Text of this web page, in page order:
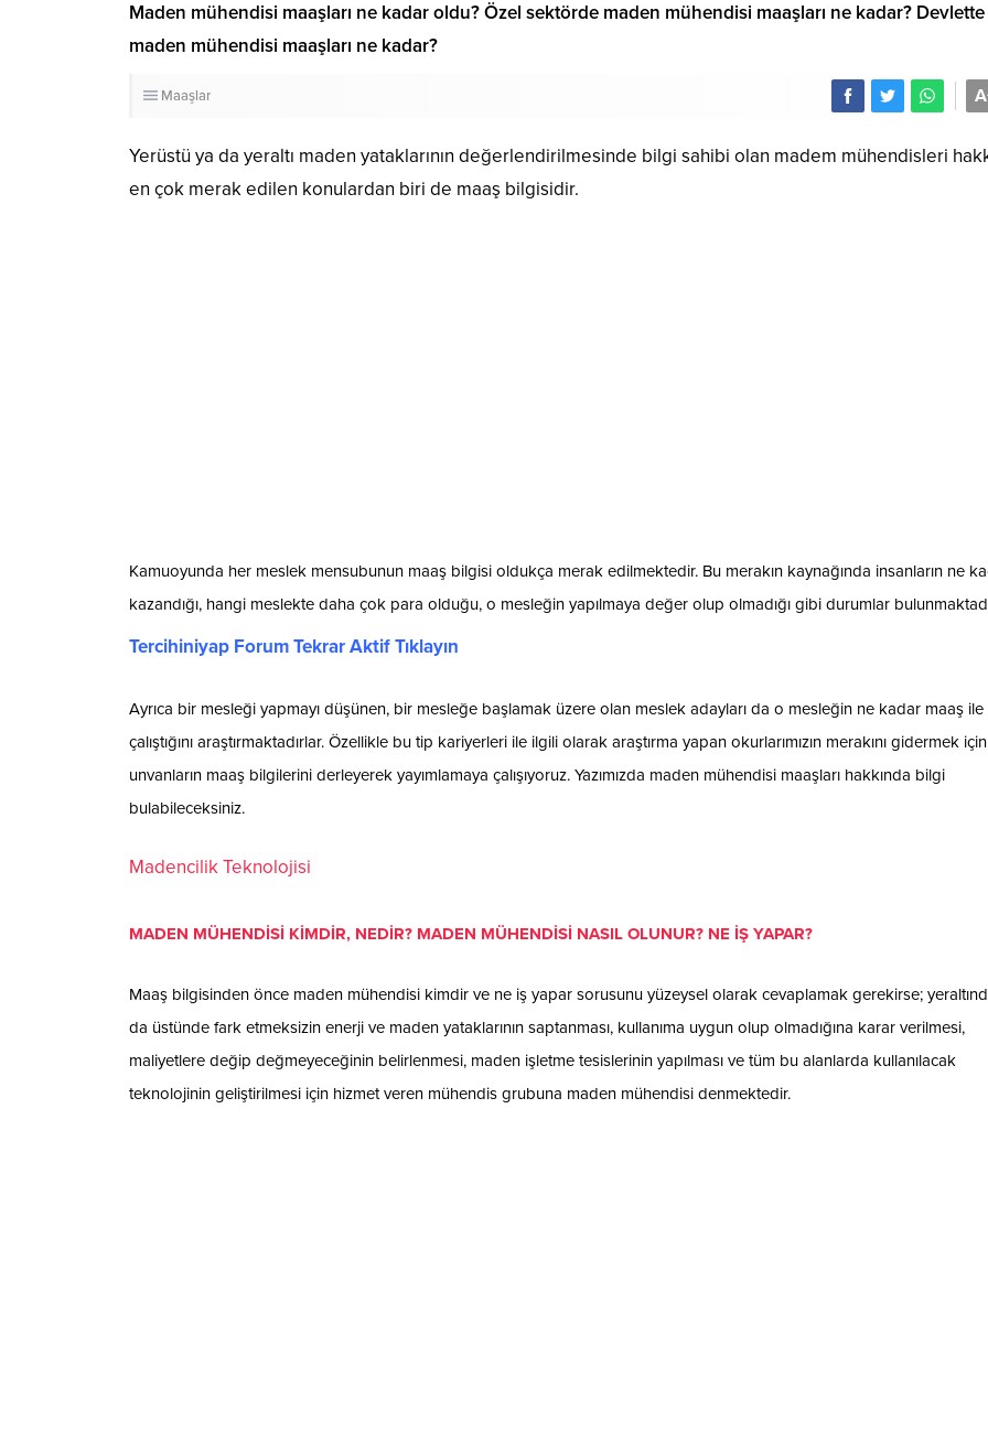
​​​​​​​Maden mühendisi maaşları ne kadar oldu? Özel sektörde maden mühendisi maaşları ne kadar? Devlette
maden mühendisi maaşları ne kadar?
Maaşlar A
Yerüstü ya da yeraltı maden yataklarının değerlendirilmesinde bilgi sahibi olan madem mühendisleri
en çok merak edilen konulardan biri de maaş bilgisidir.
Kamuoyunda her meslek mensubunun maaş bilgisi oldukça merak edilmektedir. Bu merakın kaynağında insanların ne
kazandığı, hangi meslekte daha çok para olduğu, o mesleğin yapılmaya değer olup olmadığı gibi durumlar
Tercihiniyap Forum Tekrar Aktif Tıklayın
Ayrıca bir mesleği yapmayı düşünen, bir mesleğe başlamak üzere olan meslek adayları da o mesleğin ne kadar maaş ile
çalıştığını araştırmaktadırlar. Özellikle bu tip kariyerleri ile ilgili olarak araştırma yapan okurlarımızın merakını gidermek
unvanların maaş bilgilerini derleyerek yayımlamaya çalışıyoruz. Yazımızda maden mühendisi maaşları hakkında bilgi
bulabileceksiniz.
Madencilik Teknolojisi
MADEN MÜHENDİSİ KİMDİR, NEDİR? MADEN MÜHENDİSİ NASIL OLUNUR? NE İŞ YAPAR?
Maaş bilgisinden önce maden mühendisi kimdir ve ne iş yapar sorusunu yüzeysel olarak cevaplamak gerekirse;
da üstünde fark etmeksizin enerji ve maden yataklarının saptanması, kullanıma uygun olup olmadığına karar verilmesi,
maliyetlere değip değmeyeceğinin belirlenmesi, maden işletme tesislerinin yapılması ve tüm bu alanlarda kullanılacak
teknolojinin geliştirilmesi için hizmet veren mühendis grubuna maden mühendisi denmektedir.